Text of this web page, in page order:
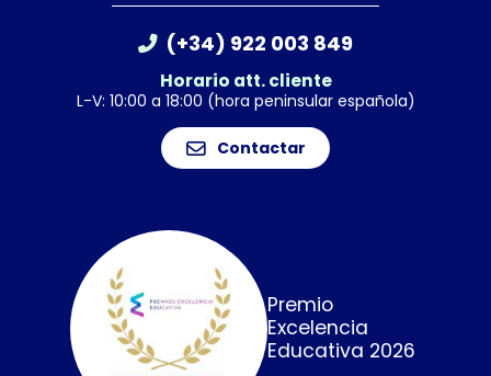
(+34) 922 003 849
Horario att. cliente
L-V: 10:00 a 18:00 (hora peninsular española)
Contactar
Premio
Excelencia
Educativa 2026